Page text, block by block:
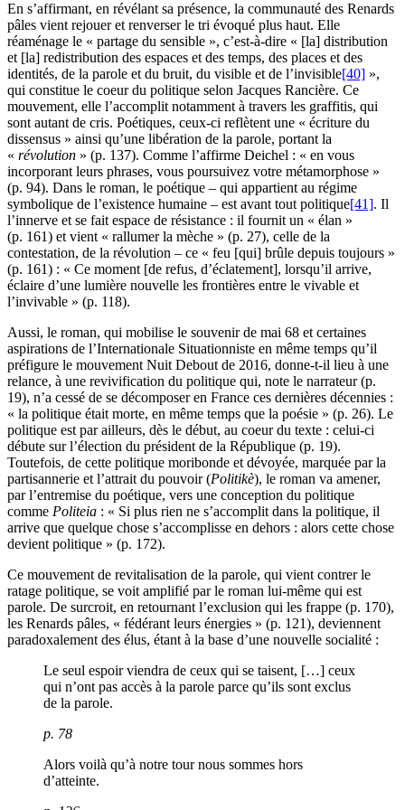
En s’affirmant, en révélant sa présence, la communauté des Renards
pâles vient rejouer et renverser le tri évoqué plus haut. Elle
réaménage le « partage du sensible », c’est-à-dire « [la] distribution
et [la] redistribution des espaces et des temps, des places et des
identités, de la parole et du bruit, du visible et de l’invisible[40] »,
qui constitue le coeur du politique selon Jacques Rancière. Ce
mouvement, elle l’accomplit notamment à travers les graffitis, qui
sont autant de cris. Poétiques, ceux-ci reflètent une « écriture du
dissensus » ainsi qu’une libération de la parole, portant la
« révolution » (p. 137). Comme l’affirme Deichel : « en vous
incorporant leurs phrases, vous poursuivez votre métamorphose »
(p. 94). Dans le roman, le poétique – qui appartient au régime
symbolique de l’existence humaine – est avant tout politique[41]. Il
l’innerve et se fait espace de résistance : il fournit un « élan »
(p. 161) et vient « rallumer la mèche » (p. 27), celle de la
contestation, de la révolution – ce « feu [qui] brûle depuis toujours »
(p. 161) : « Ce moment [de refus, d’éclatement], lorsqu’il arrive,
éclaire d’une lumière nouvelle les frontières entre le vivable et
l’invivable » (p. 118).
Aussi, le roman, qui mobilise le souvenir de mai 68 et certaines
aspirations de l’Internationale Situationniste en même temps qu’il
préfigure le mouvement Nuit Debout de 2016, donne-t-il lieu à une
relance, à une revivification du politique qui, note le narrateur (p.
19), n’a cessé de se décomposer en France ces dernières décennies :
« la politique était morte, en même temps que la poésie » (p. 26). Le
politique est par ailleurs, dès le début, au coeur du texte : celui-ci
débute sur l’élection du président de la République (p. 19).
Toutefois, de cette politique moribonde et dévoyée, marquée par la
partisannerie et l’attrait du pouvoir (Politikè), le roman va amener,
par l’entremise du poétique, vers une conception du politique
comme Politeia : « Si plus rien ne s’accomplit dans la politique, il
arrive que quelque chose s’accomplisse en dehors : alors cette chose
devient politique » (p. 172).
Ce mouvement de revitalisation de la parole, qui vient contrer le
ratage politique, se voit amplifié par le roman lui-même qui est
parole. De surcroit, en retournant l’exclusion qui les frappe (p. 170),
les Renards pâles, « fédérant leurs énergies » (p. 121), deviennent
paradoxalement des élus, étant à la base d’une nouvelle socialité :
Le seul espoir viendra de ceux qui se taisent, […] ceux
qui n’ont pas accès à la parole parce qu’ils sont exclus
de la parole.
p. 78
Alors voilà qu’à notre tour nous sommes hors
d’atteinte.